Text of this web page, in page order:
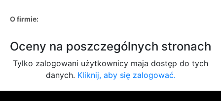
O firmie:
Oceny na poszczególnych stronach
Tylko zalogowani użytkownicy maja dostęp do tych
danych. Kliknij, aby się zalogować.